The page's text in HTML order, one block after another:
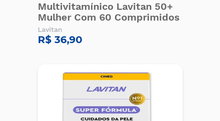
Multivitamínico Lavitan 50+
Mulher Com 60 Comprimidos
Lavitan
R$ 36,90